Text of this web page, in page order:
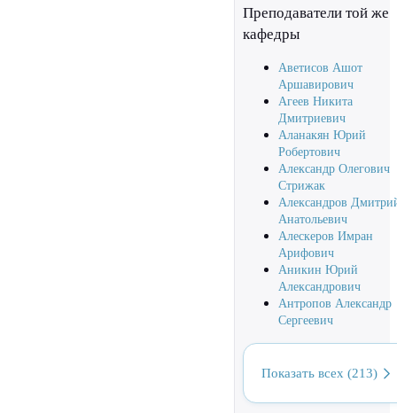
Преподаватели той же
кафедры
Аветисов Ашот
Аршавирович
Агеев Никита
Дмитриевич
Аланакян Юрий
Робертович
Александр Олегович
Стрижак
Александров
Анатольевич
Алескеров Имран
Арифович
Аникин Юрий
Александрович
Антропов Александр
Сергеевич
Показать всех (213)